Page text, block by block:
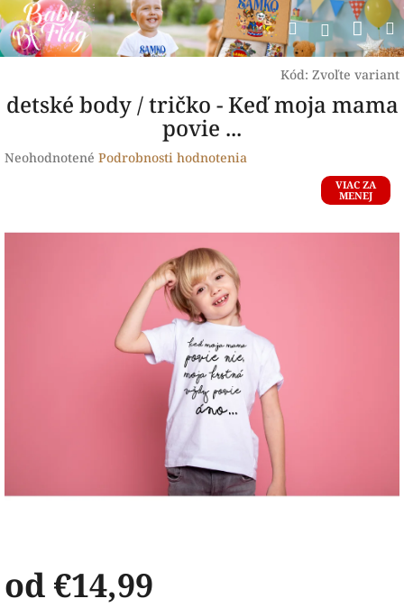
Prejsť
na
obsah
Hľadať
Kód: Zvoľte variant
detské body / tričko - Keď moja mama
povie ...
Priemerné
0,0
Neohodnotené Podrobnosti hodnotenia
VIAC ZA
MENEJ
od €14,99